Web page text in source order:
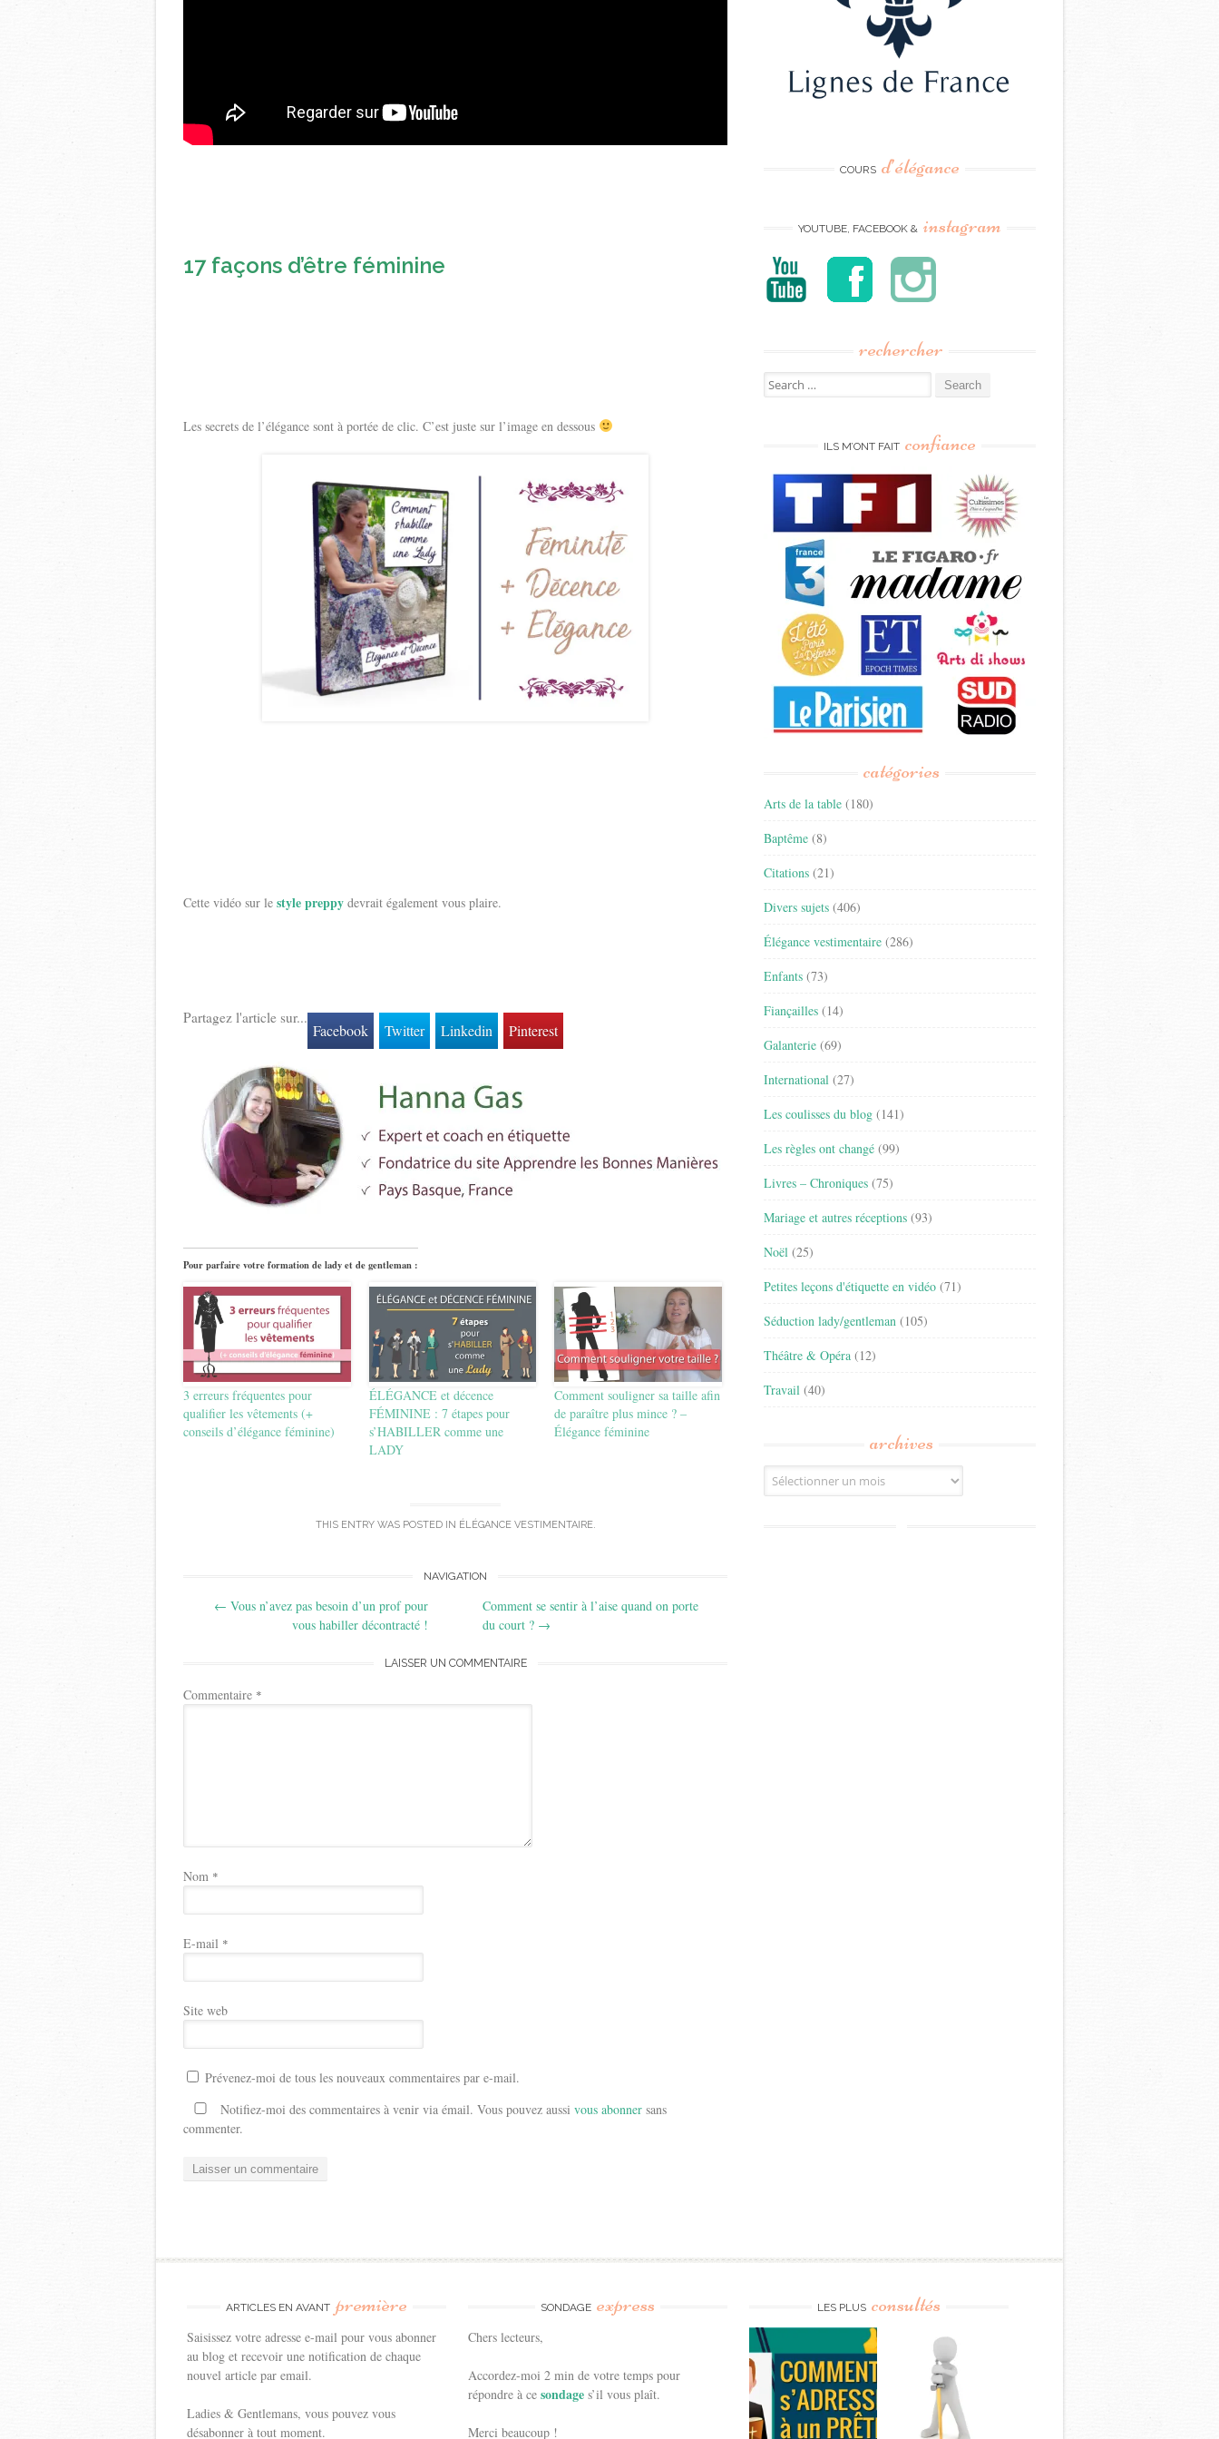
17 façons d’être féminine
Les secrets de l’élégance sont à portée de clic. C’est juste sur l’image en dessous
Cette vidéo sur le style preppy devrait également vous plaire.
Partagez l'article sur...
Facebook Twitter Linkedin Pinterest
Pour parfaire votre formation de lady et de gentleman :
3 erreurs fréquentes pour
qualifier les vêtements (+
conseils d’élégance féminine)
ÉLÉGANCE et décence
FÉMININE : 7 étapes pour
s’HABILLER comme une
LADY
Comment souligner sa taille afin
de paraître plus mince ? –
Élégance féminine
THIS ENTRY WAS POSTED IN ÉLÉGANCE VESTIMENTAIRE.
navigation
NAVIGATION
← Vous n’avez pas besoin d’un prof pour
vous habiller décontracté !
Comment se sentir à l’aise quand on porte
du court ? →
LAISSER UN COMMENTAIRE
Commentaire *
Nom *
E-mail *
Site web
Prévenez-moi de tous les nouveaux commentaires par e-mail.
Notifiez-moi des commentaires à venir via émail. Vous pouvez aussi vous abonner sans
commenter.
COURS d’élégance
YOUTUBE, FACEBOOK & instagram
rechercher
Search
for:
ILS M’ONT FAIT confiance
catégories
Arts de la table (180)
Baptême (8)
Citations (21)
Divers sujets (406)
Élégance vestimentaire (286)
Enfants (73)
Fiançailles (14)
Galanterie (69)
International (27)
Les coulisses du blog (141)
Les règles ont changé (99)
Livres – Chroniques (75)
Mariage et autres réceptions (93)
Noël (25)
Petites leçons d'étiquette en vidéo (71)
Séduction lady/gentleman (105)
Théâtre & Opéra (12)
Travail (40)
archives
Archives
ARTICLES EN AVANT première
Saisissez votre adresse e-mail pour vous abonner
au blog et recevoir une notification de chaque
nouvel article par email.
Ladies & Gentlemans, vous pouvez vous
désabonner à tout moment.
SONDAGE express
Chers lecteurs,
Accordez-moi 2 min de votre temps pour
répondre à cesondages’il vous plaît.
Merci beaucoup !
LES PLUS consultés